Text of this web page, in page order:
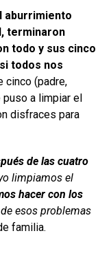
aburrimiento
terminaron
todo y sus cinco
todos nos
cinco (padre,
a limpiar el
disfraces para
de las cuatro
limpiamos el
hacer con los
esos problemas
familia.